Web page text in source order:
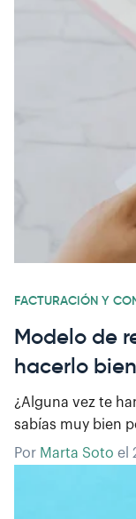
FACTURACIÓN Y
Modelo de
hacerlo
¿Alguna vez te
sabías muy bien
Por Marta Soto el